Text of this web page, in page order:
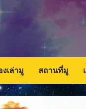
งเล่ามู สถานที่มู